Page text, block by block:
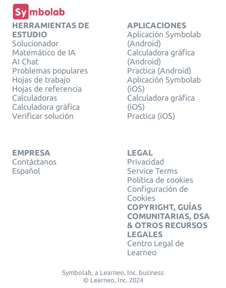
HERRAMIENTAS DE
ESTUDIO
Solucionador
Matemático de IA
AI Chat
Problemas populares
Hojas de trabajo
Hojas de referencia
Calculadoras
Calculadora gráfica
Verificar solución
APLICACIONES
Aplicación Symbolab
(Android)
Calculadora gráfica
(Android)
Practica (Android)
Aplicación Symbolab
(iOS)
Calculadora gráfica
(iOS)
Practica (iOS)
EMPRESA
Contáctanos
Español
LEGAL
Privacidad
Service Terms
Política de cookies
Configuración de
Cookies
COPYRIGHT, GUÍAS
COMUNITARIAS, DSA
& OTROS RECURSOS
LEGALES
Centro Legal de
Learneo
Symbolab, a Learneo, Inc. business
© Learneo, Inc. 2024